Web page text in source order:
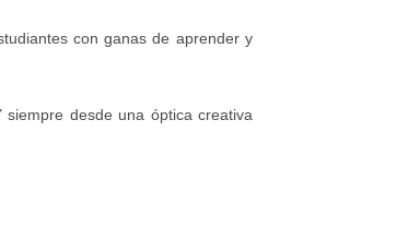
con ganas de aprender y
desde una óptica creativa